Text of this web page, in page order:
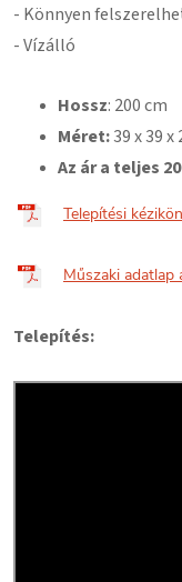
- Könnyen
- Vízálló
Hossz: 200 cm
Méret:39x 39 x
Az ár a teljes
Telepítési
Műszaki adatlap
Telepítés: